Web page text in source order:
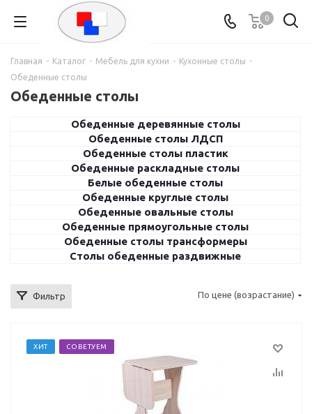
0
Главная - Каталог - Мебель для кухни - Кухонные столы -
Обеденные столы
Обеденные столы
Обеденные деревянные столы
Обеденные столы ЛДСП
Обеденные столы пластик
Обеденные раскладные столы
Белые обеденные столы
Обеденные круглые столы
Обеденные овальные столы
Обеденные прямоугольные столы
Обеденные столы трансформеры
Столы обеденные раздвижные
Фильтр По цене (возрастание)
ХИТ СОВЕТУЕМ